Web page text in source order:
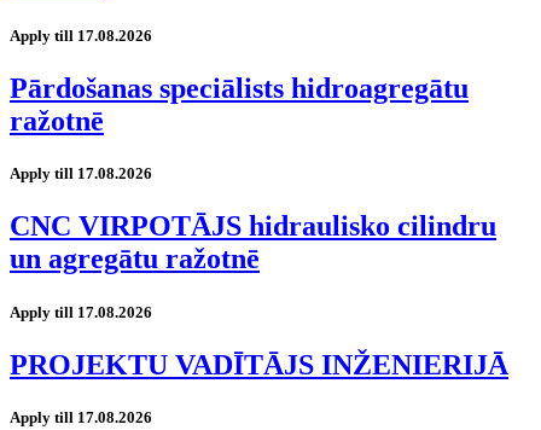
Apply till 17.08.2026
Pārdošanas speciālists hidroagregātu
ražotnē
Apply till 17.08.2026
CNC VIRPOTĀJS hidraulisko cilindru
un agregātu ražotnē
Apply till 17.08.2026
PROJEKTU VADĪTĀJS INŽENIERIJĀ
Apply till 17.08.2026